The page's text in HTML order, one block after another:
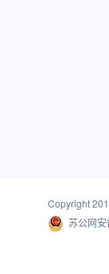
Copyright
苏公网